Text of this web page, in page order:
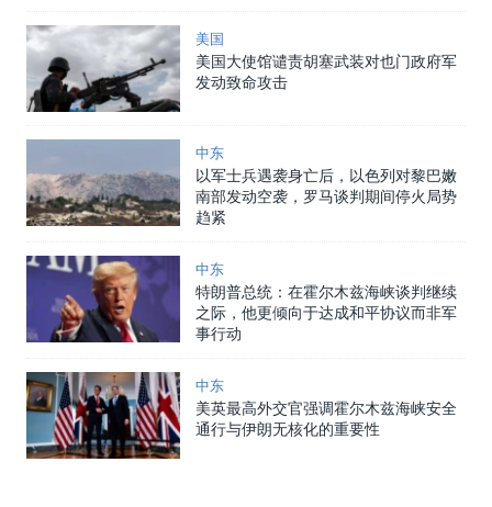
美国
美国大使馆谴责胡塞武装对也门政府军
发动致命攻击
中东
以军士兵遇袭身亡后，以色列对黎巴嫩
南部发动空袭，罗马谈判期间停火局势
趋紧
中东
特朗普总统：在霍尔木兹海峡谈判继续
之际，他更倾向于达成和平协议而非军
事行动
中东
美英最高外交官强调霍尔木兹海峡安全
通行与伊朗无核化的重要性